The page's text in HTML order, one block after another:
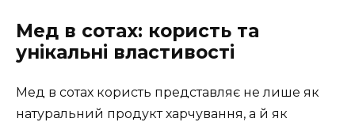
Мед в сотах: користь та
унікальні властивості
Мед в сотах користь представляє не лише як
натуральний продукт харчування, а й як